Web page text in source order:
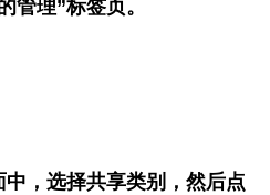
管理”标签页。
中，选择共享类别，然后点